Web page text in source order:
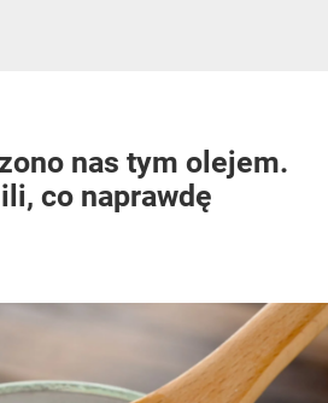
nas tym olejem.
co naprawdę